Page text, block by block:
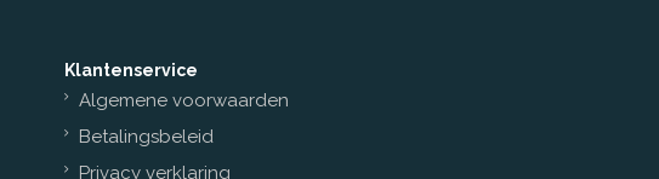
Klantenservice
Algemene voorwaarden
Betalingsbeleid
Privacy verklaring